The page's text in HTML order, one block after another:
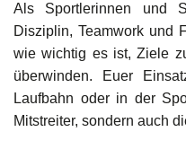
Als Sportlerinnen und
Disziplin, Teamwork und
wie wichtig es ist, Ziele
überwinden. Euer
Laufbahn oder in der
Mitstreiter, sondern auch